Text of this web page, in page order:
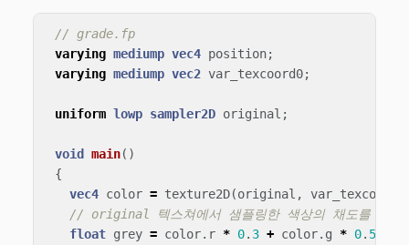
// grade.fp
varying mediump vec4 position;
varying mediump vec2 var_texcoord0;
uniform lowp sampler2D original ;
void main()
{
vec4 color = texture2D(original , var_texcoord0
// original 텍스쳐에서 샘플링한 색상의 채도를 낮춥
float grey = color. r * 0. 3 + color. g * 0. 59